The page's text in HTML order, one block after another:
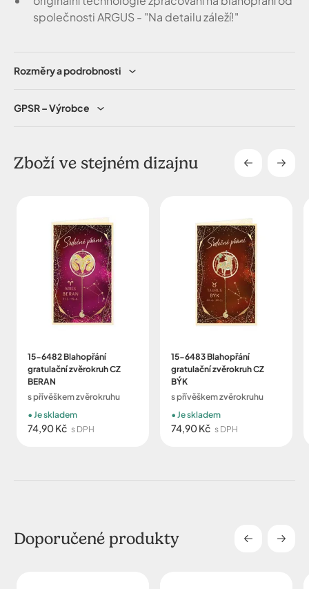
společnosti ARGUS - "Na detailu záleží!"
Rozměry a podrobnosti
GPSR – Výrobce
Zboží ve stejném dizajnu
15-6482 Blahopřání
gratulační zvěrokruh CZ
BERAN
s přívěškem zvěrokruhu
74,90 Kč s DPH
Je skladem
15-6483 Blahopřání
gratulační zvěrokruh CZ
BÝK
s přívěškem zvěrokruhu
74,90 Kč s DPH
Je skladem
Doporučené produkty